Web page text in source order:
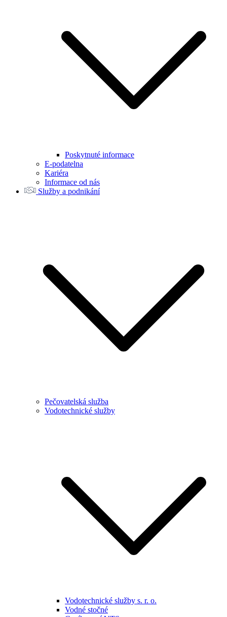
Poskytnuté informace
E-podatelna
Kariéra
Informace od nás
Služby a podnikání
Pečovatelská služba
Vodotechnické služby
Vodotechnické služby s. r. o.
Vodné stočné